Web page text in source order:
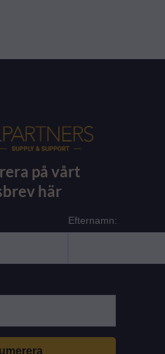
på vårt
här
Efternamn: